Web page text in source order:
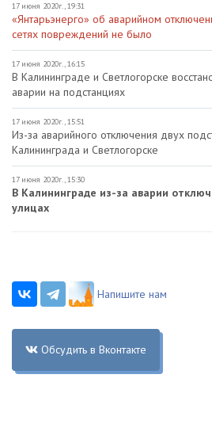
17 июня 2020г., 19:31
«Янтарьэнерго» об аварийном
сетях повреждений не было
17 июня 2020г., 16:15
В Калининграде и Светлогорске
аварии на подстанциях
17 июня 2020г., 15:51
Из-за аварийного отключения двух
Калининграда и Светлогорске
17 июня 2020г., 15:30
В Калининграде из-за аварии
улицах
Напишите нам
Обсудить в Вконтакте